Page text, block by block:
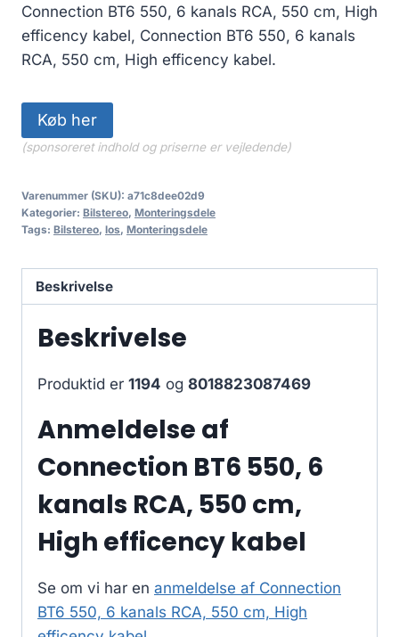
Connection BT6 550, 6 kanals RCA, 550 cm, High
efficency kabel, Connection BT6 550, 6 kanals
RCA, 550 cm, High efficency kabel.
Køb her
(sponsoreret indhold og priserne er vejledende)
Varenummer (SKU): a71c8dee02d9
Kategorier: Bilstereo, Monteringsdele
Tags: Bilstereo, los, Monteringsdele
Beskrivelse
Beskrivelse
Produktid er 1194 og 8018823087469
Anmeldelse af
Connection BT6 550, 6
kanals RCA, 550 cm,
High efficency kabel
Se om vi har en anmeldelse af Connection
BT6 550, 6 kanals RCA, 550 cm, High